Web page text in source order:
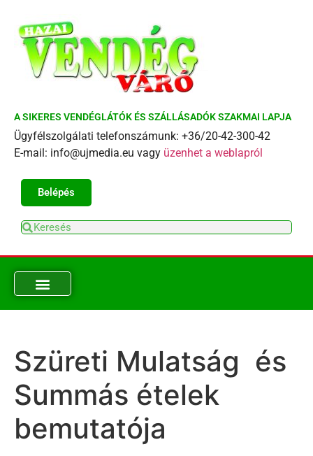
A SIKERES VENDÉGLÁTÓK ÉS SZÁLLÁSADÓK SZAKMAI LAPJA
Ügyfélszolgálati telefonszámunk: +36/20-42-300-42
E-mail: info@ujmedia.eu vagy üzenhet a weblapról
Belépés
Szüreti Mulatság és
Summás ételek
bemutatója